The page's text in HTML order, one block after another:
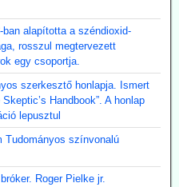
alapította a széndioxid-
rosszul megtervezett
egy csoportja.
szerkesztő honlapja. Ismert
Handbook”. A honlap
lepusztul
Tudományos színvonalú
Roger Pielke jr.